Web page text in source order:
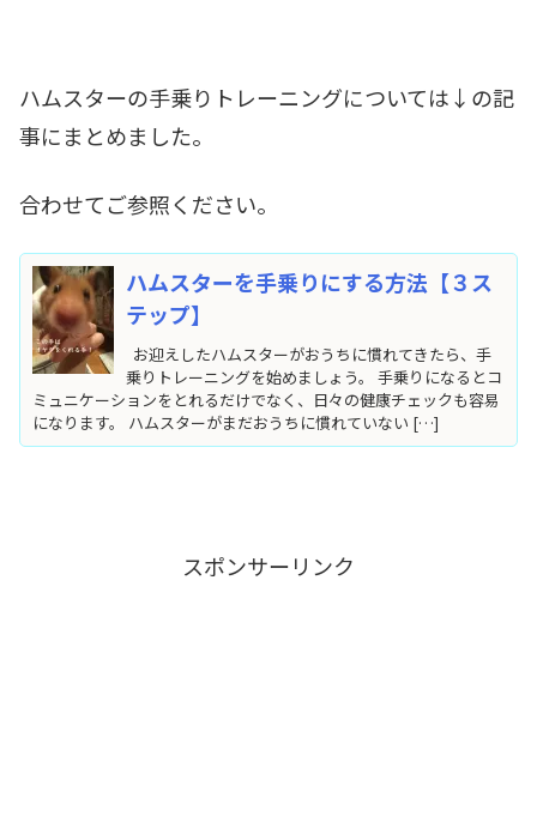
ハムスターの手乗りトレーニングについては↓の記
事にまとめました。
合わせてご参照ください。
ハムスターを手乗りにする方法【３ス
テップ】
お迎えしたハムスターがおうちに慣れてきたら、手
乗りトレーニングを始めましょう。 手乗りになるとコ
ミュニケーションをとれるだけでなく、日々の健康チェックも容易
になります。 ハムスターがまだおうちに慣れていない […]
スポンサーリンク